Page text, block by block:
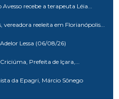
recebe a terapeuta Léia...
vereadora reeleita em Florianópolis...
Lessa (06/08/26)
Prefeita de Içara,...
da Epagri, Márcio Sônego